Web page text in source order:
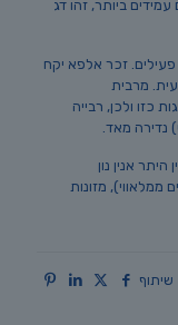
ביותר, זהו דג
זכר אלפא יקח
מרבית
כזו ולכן, רבייה
נדירה מאד.
אנין נון
ממלאווי), מזונות
שיתוף